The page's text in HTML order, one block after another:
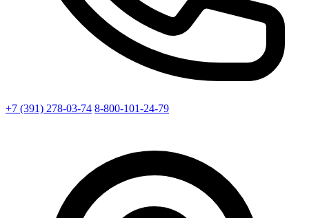
+7 (391) 278-03-74 8-800-101-24-79